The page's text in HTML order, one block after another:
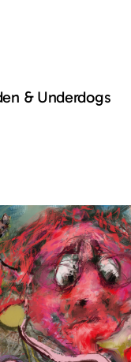
& Underdogs